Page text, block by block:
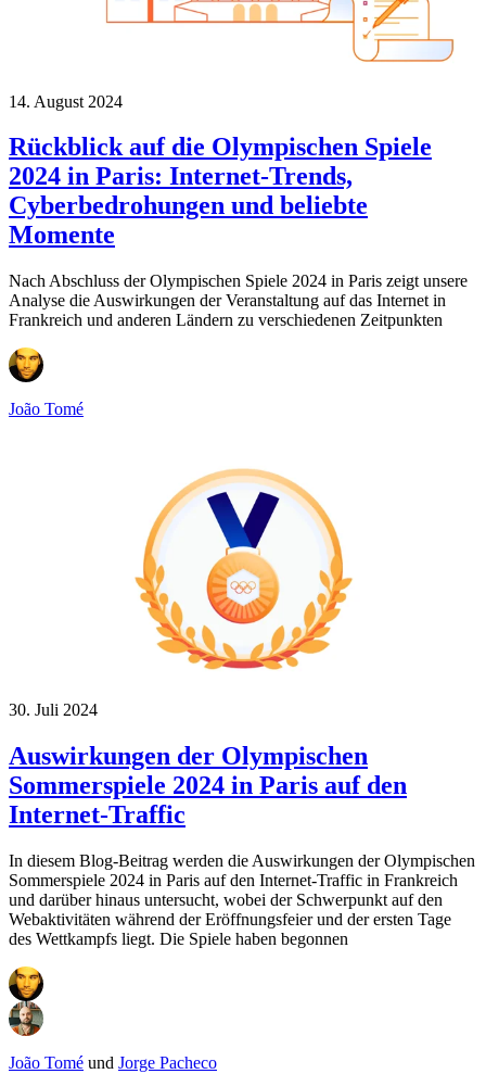
14. August 2024
Rückblick auf die Olympischen Spiele
2024 in Paris: Internet-Trends,
Cyberbedrohungen und beliebte
Momente
Nach Abschluss der Olympischen Spiele 2024 in Paris zeigt unsere
Analyse die Auswirkungen der Veranstaltung auf das Internet in
Frankreich und anderen Ländern zu verschiedenen Zeitpunkten
João Tomé
30. Juli 2024
Auswirkungen der Olympischen
Sommerspiele 2024 in Paris auf den
Internet-Traffic
In diesem Blog-Beitrag werden die Auswirkungen der Olympischen
Sommerspiele 2024 in Paris auf den Internet-Traffic in Frankreich
und darüber hinaus untersucht, wobei der Schwerpunkt auf den
Webaktivitäten während der Eröffnungsfeier und der ersten Tage
des Wettkampfs liegt. Die Spiele haben begonnen
João Tomé und Jorge Pacheco